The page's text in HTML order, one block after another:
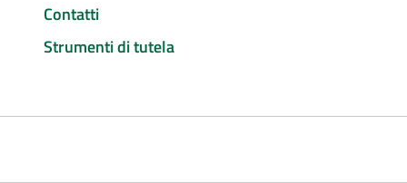
Contatti
Strumenti di tutela